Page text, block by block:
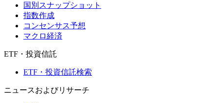
国別スナップショット
指数作成
コンセンサス予想
マクロ経済
ETF・投資信託
ETF・投資信託検索
ニュースおよびリサーチ